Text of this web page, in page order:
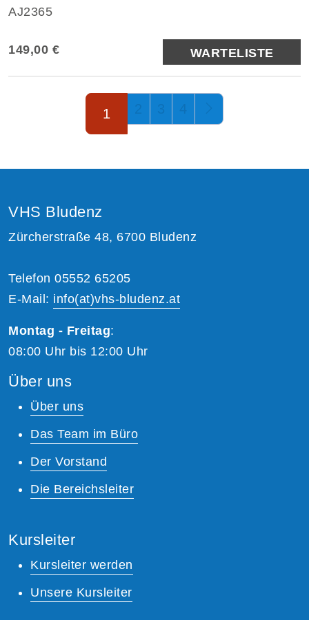
AJ2365
149,00 € WARTELISTE
1 2 3 4
VHS Bludenz
Zürcherstraße 48, 6700 Bludenz
Telefon 05552 65205
E-Mail: info(at)vhs-bludenz.at
Montag - Freitag:
08:00 Uhr bis 12:00 Uhr
Über uns
Über uns
Das Team im Büro
Der Vorstand
Die Bereichsleiter
Kursleiter
Kursleiter werden
Unsere Kursleiter